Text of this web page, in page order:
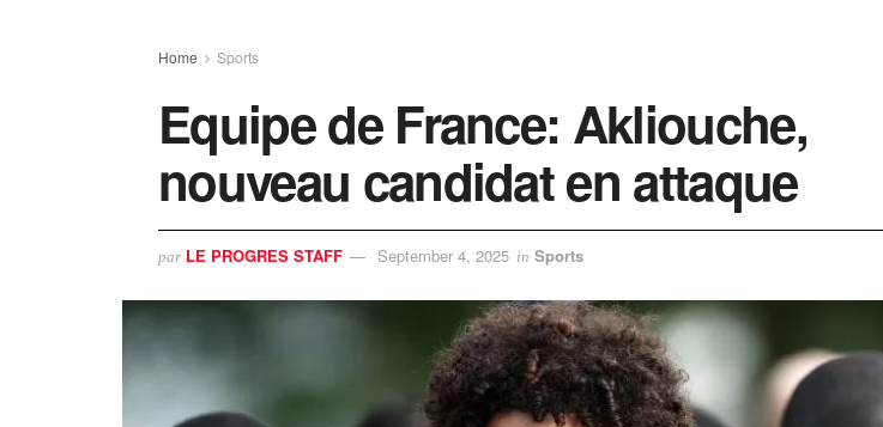
Home Sports
Equipe de France: Akliouche,
nouveau candidat en attaque
par LE PROGRES STAFF September 4, 2025 in Sports